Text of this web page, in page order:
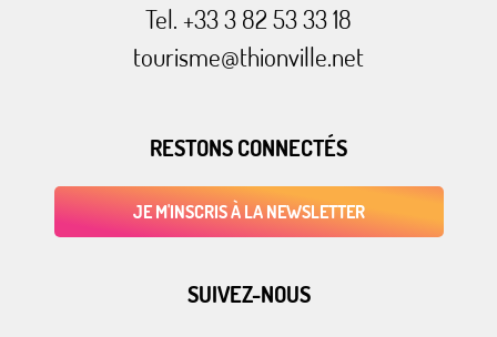
Tel. +33 3 82 53 33 18
tourisme@thionville.net
RESTONS CONNECTÉS
JE M'INSCRIS À LA NEWSLETTER
SUIVEZ-NOUS